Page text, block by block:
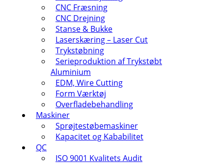
CNC Fræsning
CNC Drejning
Stanse & Bukke
Laserskæring – Laser Cut
Trykstøbning
Serieproduktion af Trykstøbt
Aluminium
EDM, Wire Cutting
Form Værktøj
Overfladebehandling
Maskiner
Sprøjtestøbemaskiner
Kapacitet og Kababilitet
QC
ISO 9001 Kvalitets Audit